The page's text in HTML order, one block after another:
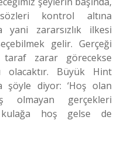
sözleri kontrol altına
yani zararsızlık ilkesi
gelir. Gerçeği
taraf zarar görecekse
Büyük Hint
şöyle diyor: ‘Hoş olan
olmayan gerçekleri
kulağa hoş gelse de